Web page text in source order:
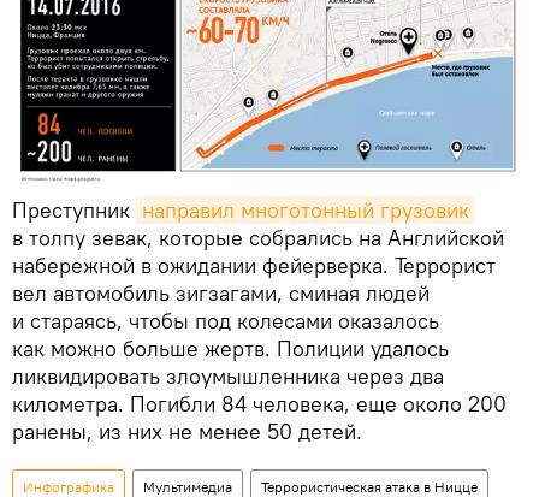
Преступник направил многотонный грузовик
в толпу зевак, которые собрались на Английской
набережной в ожидании фейерверка. Террорист
вел автомобиль зигзагами, сминая людей
и стараясь, чтобы под колесами оказалось
как можно больше жертв. Полиции удалось
ликвидировать злоумышленника через два
километра. Погибли 84 человека, еще около 200
ранены, из них не менее 50 детей.
Инфографика Мультимедиа Террористическая атака в Ницце